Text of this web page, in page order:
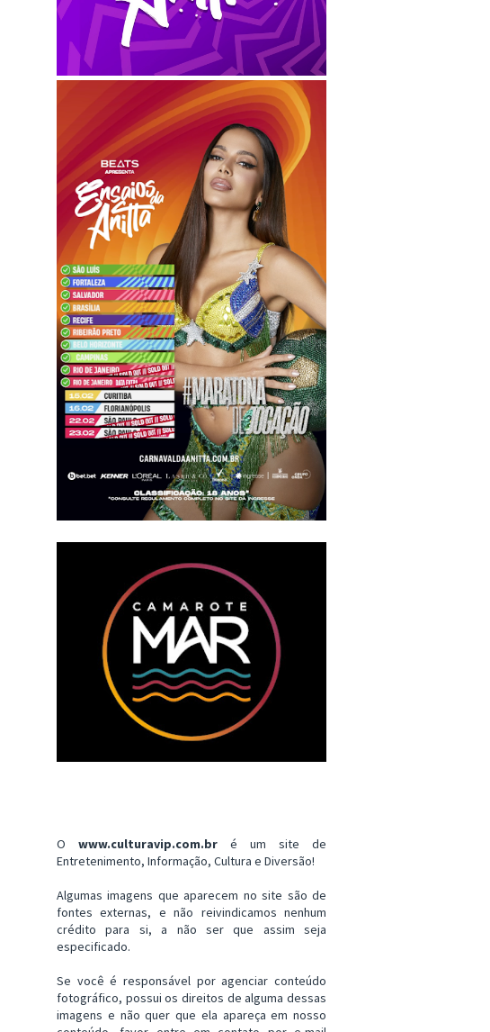
O www.culturavip.com.br é um site de
Entretenimento, Informação, Cultura e Diversão!
Algumas imagens que aparecem no site são de
fontes externas, e não reivindicamos nenhum
crédito para si, a não ser que assim seja
especificado.
Se você é responsável por agenciar conteúdo
fotográfico, possui os direitos de alguma dessas
imagens e não quer que ela apareça em nosso